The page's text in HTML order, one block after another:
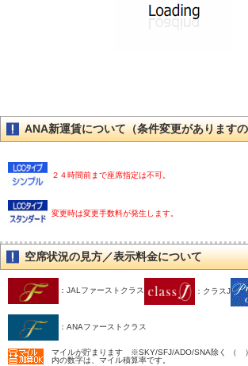
ANA新運賃について（条件変更があります
２４時間前まで座席指定は不可。
変更時は変更手数料が発生します。
空席状況の見方／表示料金について
：JALファーストクラス ：クラスJ
：ANAファーストクラス
マイルが貯まります ※SKY/SFJ/ADO/SNA除く （ ）
内の数字は、マイル積算率です。